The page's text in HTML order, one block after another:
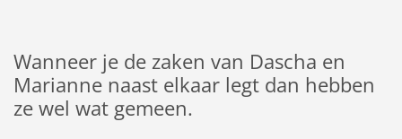
Wanneer je de zaken van Dascha en
Marianne naast elkaar legt dan hebben
ze wel wat gemeen.